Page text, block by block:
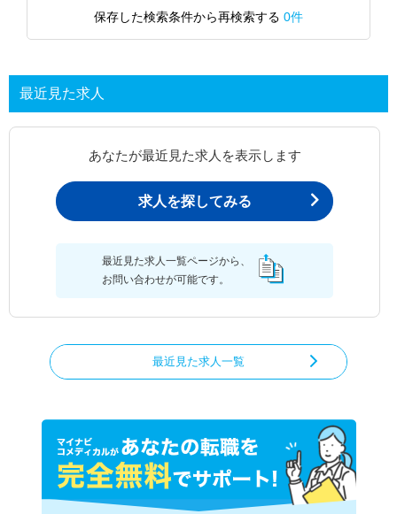
保存した検索条件から再検索する 0件
最近見た求人
あなたが最近見た求人を表示します
求人を探してみる
最近見た求人一覧ページから、
お問い合わせが可能です。
最近見た求人一覧